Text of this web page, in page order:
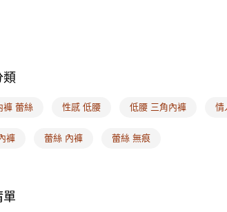
類
褲 蕾絲 性感 低腰 低腰 三角內褲 情
褲 蕾絲 內褲 蕾絲 無痕
單